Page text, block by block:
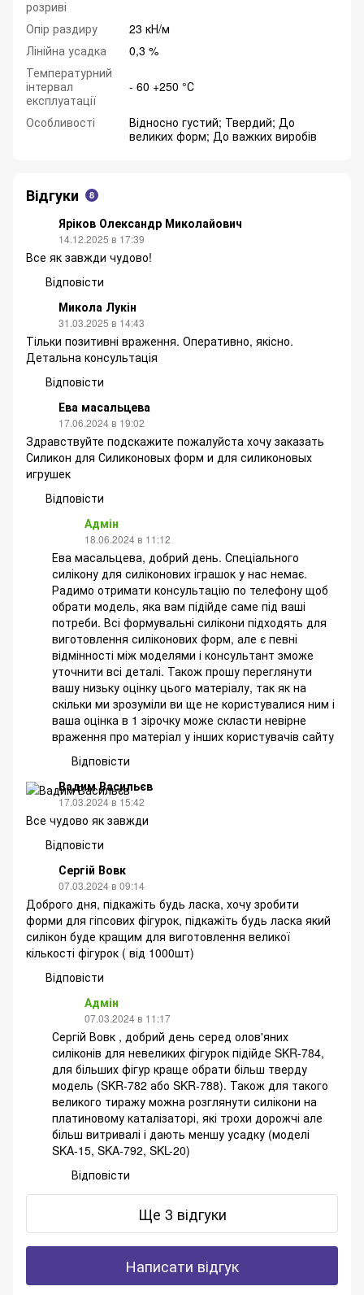
розриві
Опір раздиру
23 кН/м
Лінійна усадка
0,3 %
Температурний
інтервал
експлуатації
- 60 +250 °С
Особливості
Відносно густий; Твердий; До
великих форм; До важких виробів
Відгуки 8
Яріков Олександр Миколайович
14.12.2025 в 17:39
Все як завжди чудово!
Відповісти
Микола Лукін
31.03.2025 в 14:43
Тільки позитивні враження. Оперативно, якісно.
Детальна консультація
Відповісти
Ева масальцева
17.06.2024 в 19:02
Здравствуйте подскажите пожалуйста хочу заказать
Силикон для Силиконовых форм и для силиконовых
игрушек
Відповісти
Адмін
18.06.2024 в 11:12
Ева масальцева, добрий день. Спеціального
силікону для силіконових іграшок у нас немає.
Радимо отримати консультацію по телефону щоб
обрати модель, яка вам підійде саме під ваші
потреби. Всі формувальні силікони підходять для
виготовлення силіконових форм, але є певні
відмінності між моделями і консультант зможе
уточнити всі деталі. Також прошу переглянути
вашу низьку оцінку цього матеріалу, так як на
скільки ми зрозуміли ви ще не користувалися ним і
ваша оцінка в 1 зірочку може скласти невірне
враження про матеріал у інших користувачів сайту
Відповісти
Вадим Васильєв
17.03.2024 в 15:42
Все чудово як завжди
Відповісти
Сергій Вовк
07.03.2024 в 09:14
Доброго дня, підкажіть будь ласка, хочу зробити
форми для гіпсових фігурок, підкажіть будь ласка який
силікон буде кращим для виготовлення великої
кількості фігурок ( від 1000шт)
Відповісти
Адмін
07.03.2024 в 11:17
Сергій Вовк , добрий день серед олов'яних
силіконів для невеликих фігурок підійде SKR-784,
для більших фігур краще обрати більш тверду
модель (SKR-782 або SKR-788). Також для такого
великого тиражу можна розглянути силікони на
платиновому каталізаторі, які трохи дорожчі але
більш витривалі і дають меншу усадку (моделі
SKA-15, SKA-792, SKL-20)
Відповісти
Ще 3 відгуки
Написати відгук